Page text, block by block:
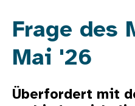
BildFrage des
Mai '26
Überfordert mit